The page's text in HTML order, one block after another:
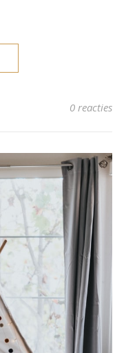
0 reacties